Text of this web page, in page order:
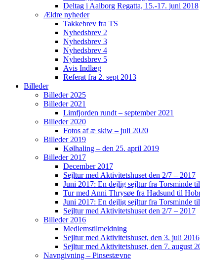
Deltag i Aalborg Regatta, 15.-17. juni 2018
Ældre nyheder
Takkebrev fra TS
Nyhedsbrev 2
Nyhedsbrev 3
Nyhedsbrev 4
Nyhedsbrev 5
Avis Indlæg
Referat fra 2. sept 2013
Billeder
Billeder 2025
Billeder 2021
Limfjorden rundt – september 2021
Billeder 2020
Fotos af æ skiw – juli 2020
Billeder 2019
Kølhaling – den 25. april 2019
Billeder 2017
December 2017
Sejltur med Aktivitetshuset den 2/7 – 2017
Juni 2017: En dejlig sejltur fra Torsminde
Tur med Anni Thrysøe fra Hadsund til
Juni 2017: En dejlig sejltur fra Torsminde
Sejltur med Aktivitetshuset den 2/7 – 2017
Billeder 2016
Medlemstilmeldning
Sejltur med Aktivitetshuset, den 3. juli 2016
Sejltur med Aktivitetshuset, den 7. august
Navngivning – Pinsestævne